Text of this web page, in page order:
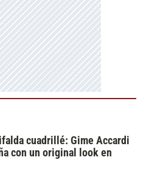
cuadrillé: Gime Accardi
con un original look en